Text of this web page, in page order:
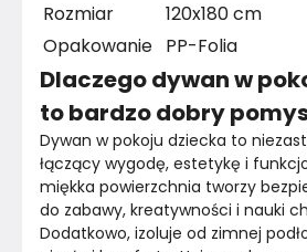
Rozmiar
120x180 cm
Opakowanie PP-Folia
Dlaczego dywan w
to bardzo dobry
Dywan w pokoju dziecka to
łączący wygodę, estetykę i
miękka powierzchnia tworzy
do zabawy, kreatywności i nauki
Dodatkowo, izoluje od zimnej